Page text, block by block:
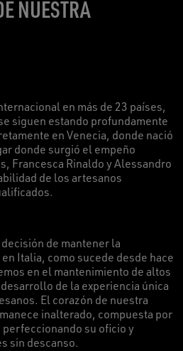
NUESTRA
en más de 23 países,
siguen estando profundamente
en Venecia, donde nació
donde surgió el empeño
Francesca Rinaldo y Alessandro
de los artesanos
de mantener la
Italia, como sucede desde hace
en el mantenimiento de altos
de la experiencia única
El corazón de nuestra
inalterado, compuesta por
su oficio y
sin descanso.